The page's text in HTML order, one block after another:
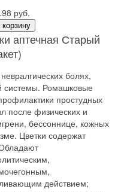
руб.
корзину
аптечная Старый
болях,
системы. Ромашковые
простудных
после физических и
бессоннице, кожных
Цветки содержат
действием;